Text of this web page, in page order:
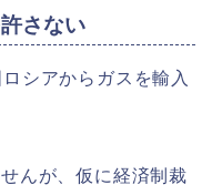
さない
シアからガスを輸入
んが、仮に経済制裁